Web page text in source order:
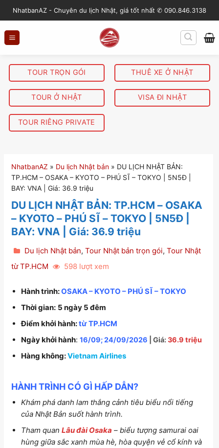
NhatbanAZ - Chuyên du lịch Nhật, giá tốt nhất ✆ 090.846.3138
TOUR TRỌN GÓI
TOUR Ở NHẬT
TOUR RIÊNG PRIVATE
THUÊ XE Ở NHẬT
VISA ĐI NHẬT
NhatbanAZ » Du lịch Nhật bản » DU LỊCH NHẬT BẢN:
TP.HCM – OSAKA – KYOTO – PHÚ SĨ – TOKYO | 5N5Đ |
BAY: VNA | Giá: 36.9 triệu
DU LỊCH NHẬT BẢN: TP.HCM – OSAKA
– KYOTO – PHÚ SĨ – TOKYO | 5N5Đ |
BAY: VNA | Giá: 36.9 triệu
Du lịch Nhật bản, Tour Nhật bản trọn gói, Tour Nhật
từ TP.HCM
598 lượt xem
Hành trình:OSAKA – KYOTO – PHÚ SĨ – TOKYO
Thời gian: 5 ngày 5 đêm
Điểm khởi hành:từ TP.HCM
Ngày khởi hành: 16/09;24/09/2026 | Giá:36.9 triệu
Hàng không:Vietnam Airlines
HÀNH TRÌNH CÓ GÌ HẤP DẪN?
Khám phá danh lam thắng cảnh tiêu biểu nổi tiếng
của Nhật Bản suốt hành trình.
Tham quan Lâu đài Osaka – biểu tượng samurai oai
hùng giữa sắc xanh mùa hè, hòa quyện vẻ cổ kính và